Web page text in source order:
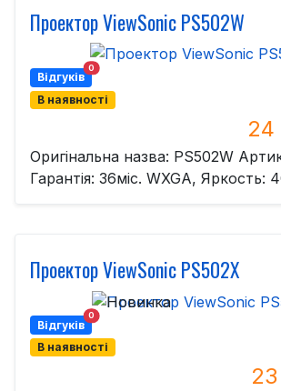
Проектор ViewSonic PS502W
Відгуків
0
В наявності
24
Оригінальна назва: PS502W
Гарантія: 36міс. WXGA, Яркость:
Проектор ViewSonic PS502X
Відгуків
0
В наявності